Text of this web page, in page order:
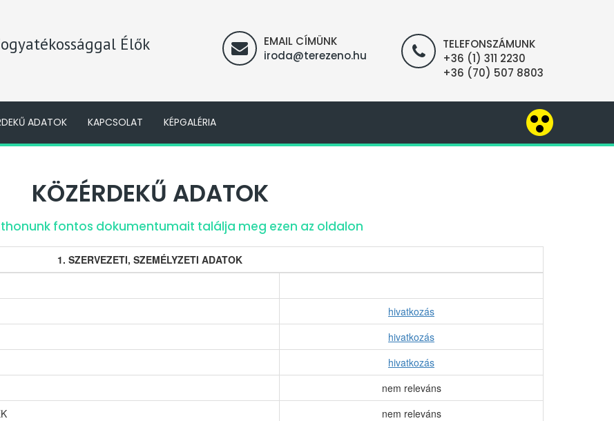
Élők
EMAIL CÍMÜNK
iroda@terezeno.hu
TELEFONSZÁMUNK
+36 (1) 311 2230
+36 (70) 507 8803
ADATOK KAPCSOLAT KÉPGALÉRIA
KÖZÉRDEKŰ ADATOK
fontos dokumentumait találja meg ezen az oldalon
1. SZERVEZETI, SZEMÉLYZETI ADATOK
hivatkozás
hivatkozás
hivatkozás
nem releváns
nem releváns